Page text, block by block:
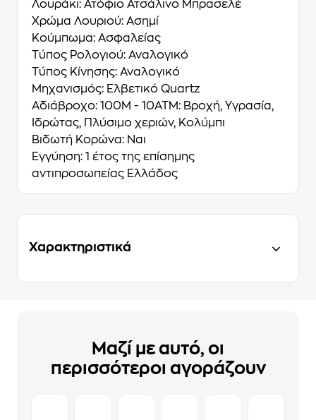
Λουράκι: Ατόφιο Ατσάλινο Μπρασελέ
Χρώμα Λουριού: Ασημί
Κούμπωμα: Ασφαλείας
Τύπος Ρολογιού: Αναλογικό
Τύπος Κίνησης: Αναλογικό
Μηχανισμός: Ελβετικό Quartz
Αδιάβροχο: 100M - 10ΑΤΜ: Βροχή, Υγρασία,
Ιδρώτας, Πλύσιμο χεριών, Κολύμπι
Βιδωτή Κορώνα: Ναι
Εγγύηση: 1 έτος της επίσημης
αντιπροσωπείας Ελλάδος
Χαρακτηριστικά
Μαζί με αυτό, οι
περισσότεροι αγοράζουν